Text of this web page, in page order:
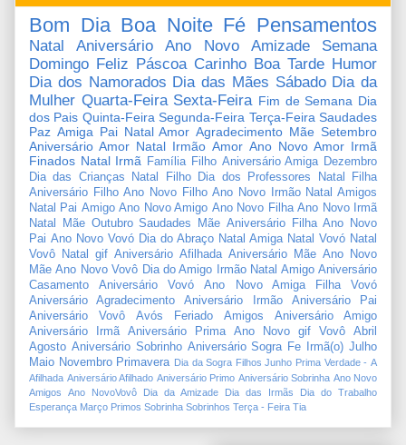
Bom Dia Boa Noite Fé Pensamentos
Natal Aniversário Ano Novo Amizade
Semana
Domingo Feliz Páscoa Carinho Boa Tarde Humor
Dia dos Namorados Dia das Mães Sábado Dia da
Mulher Quarta-Feira Sexta-Feira Fim de Semana Dia
dos Pais Quinta-Feira Segunda-Feira Terça-Feira Saudades
Paz Amiga Pai Natal Amor Agradecimento Mãe Setembro
Aniversário Amor Natal Irmão Amor Ano Novo Amor Irmã
Finados Natal Irmã Família Filho Aniversário Amiga Dezembro
Dia das Crianças
Natal Filho Dia dos Professores
Natal Filha
Aniversário Filho Ano Novo Filho Ano Novo Irmão Natal Amigos
Natal Pai Amigo Ano Novo Amigo Ano Novo Filha Ano Novo Irmã
Natal Mãe Outubro Saudades Mãe Aniversário Filha Ano Novo
Pai Ano Novo Vovó Dia do Abraço Natal Amiga Natal Vovó Natal
Vovô
Natal gif Aniversário Afilhada Aniversário Mãe Ano Novo
Mãe Ano Novo Vovô Dia do Amigo Irmão Natal Amigo Aniversário
Casamento
Aniversário Vovó Ano Novo Amiga Filha
Vovó
Aniversário Agradecimento
Aniversário Irmão
Aniversário Pai
Aniversário Vovô
Avós Feriado Amigos
Aniversário Amigo
Aniversário Irmã
Aniversário Prima Ano Novo gif Vovô
Abril
Agosto Aniversário Sobrinho Aniversário Sogra Fe Irmã(o) Julho
Maio Novembro Primavera Dia da Sogra Filhos Junho Prima Verdade - A
Afilhada Aniversário Afilhado Aniversário Primo Aniversário Sobrinha Ano Novo
Amigos
Ano NovoVovô Dia da Amizade Dia das Irmãs
Dia do Trabalho
Esperança Março Primos Sobrinha Sobrinhos Terça - Feira Tia